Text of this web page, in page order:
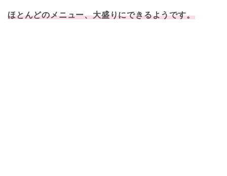
ほとんどのメニュー、大盛りにできるようです。